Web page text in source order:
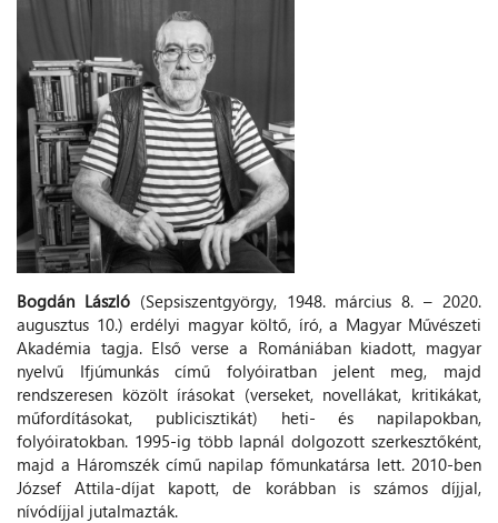
Bogdán László(Sepsiszentgyörgy, 1948. március 8. – 2020.
augusztus 10.) erdélyi magyar költő, író, a Magyar Művészeti
Akadémia tagja. Első verse a Romániában kiadott, magyar
nyelvű Ifjúmunkás című folyóiratban jelent meg, majd
rendszeresen közölt írásokat (verseket, novellákat, kritikákat,
műfordításokat, publicisztikát) heti- és napilapokban,
folyóiratokban. 1995-ig több lapnál dolgozott szerkesztőként,
majd a Háromszék című napilap főmunkatársa lett. 2010-ben
József Attila-díjat kapott, de korábban is számos díjjal,
nívódíjjal jutalmazták.